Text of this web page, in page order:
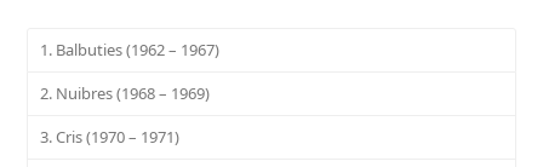
1. Balbuties (1962 – 1967)
2. Nuibres (1968 – 1969)
3. Cris (1970 – 1971)